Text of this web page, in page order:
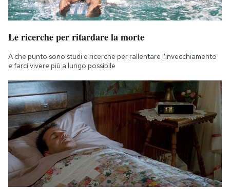
Le ricerche per ritardare la morte
A che punto sono studi e ricerche per rallentare l'invecchiamento
e farci vivere più a lungo possibile